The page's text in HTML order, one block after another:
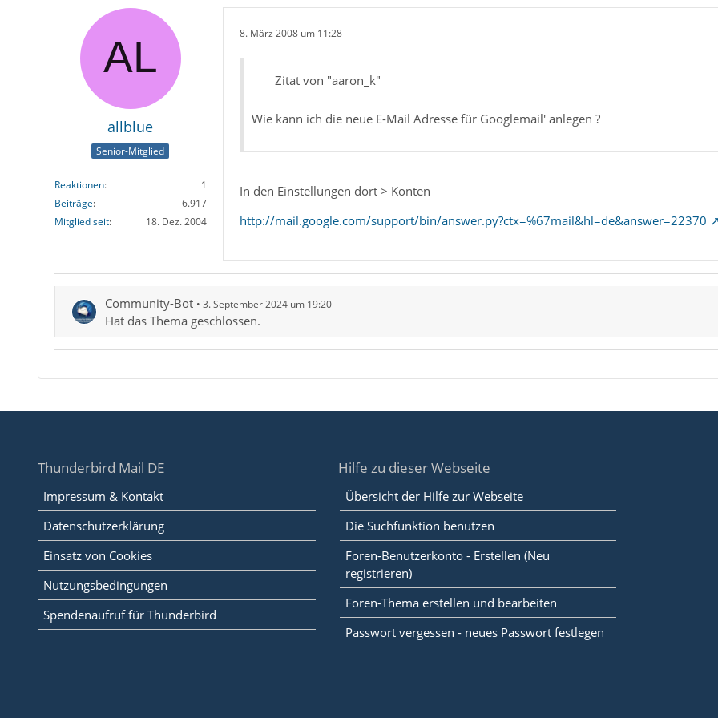
allblue
Senior-Mitglied
Reaktionen
1
Beiträge
6.917
Mitglied seit
18. Dez. 2004
8. März 2008 um 11:28
Zitat von "aaron_k"
Wie kann ich die neue E-Mail Adresse für Googlemail' anlegen ?
In den Einstellungen dort > Konten
http://mail.google.com/support/bin/answer.py?ctx=%67mail&hl=de&answer=22370
Community-Bot 3. September 2024 um 19:20
Hat das Thema geschlossen.
Thunderbird Mail DE
Impressum & Kontakt
Datenschutzerklärung
Einsatz von Cookies
Nutzungsbedingungen
Spendenaufruf für Thunderbird
Hilfe zu dieser Webseite
Übersicht der Hilfe zur Webseite
Die Suchfunktion benutzen
Foren-Benutzerkonto - Erstellen (Neu
registrieren)
Foren-Thema erstellen und bearbeiten
Passwort vergessen - neues Passwort festlegen